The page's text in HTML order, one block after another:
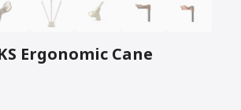
Ergonomic Cane